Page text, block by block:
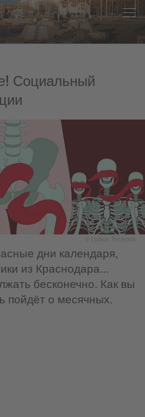
Социальный
© Ljubov Terukova
дни календаря,
из Краснодара...
бесконечно. Как вы
пойдёт о месячных.